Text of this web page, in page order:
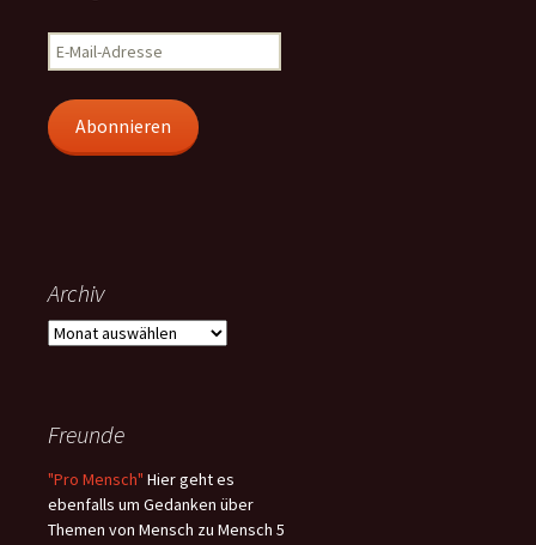
E-
Mail-
Abonnieren
Archiv
Archiv
Freunde
"Pro Mensch" Hier geht es
ebenfalls um Gedanken über
Themen von Mensch zu Mensch 5